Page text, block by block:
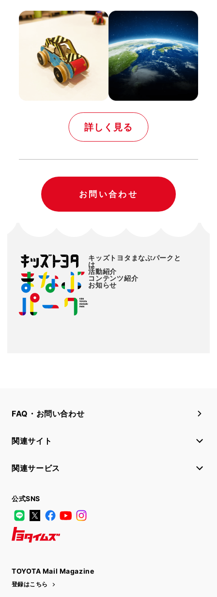
詳しく見る
お問い合わせ
キッズトヨタまなぶパークと
は
活動紹介
コンテンツ紹介
お知らせ
FAQ・お問い合わせ
関連サイト
関連サービス
公式SNS
LINE
X FacebookYouTube
TOYOTA Mail Magazine
登録はこちら